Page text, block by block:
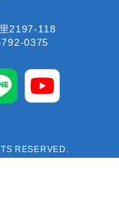
2197-118
0375
RESERVED.